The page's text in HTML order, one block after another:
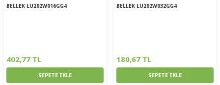
BELLEK LU202W016GG4
402,77 TL
SEPETE EKLE
BELLEK LU202W032GG4
180,67 TL
SEPETE EKLE